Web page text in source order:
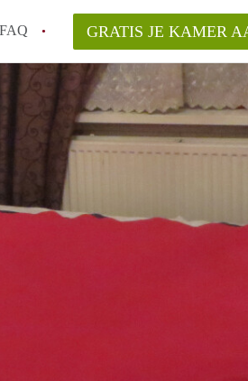
FAQ
onzelfstandige woonruimte (kamer) in
kamer in Amsterdam?
voor een kamer in Amsterdam en wat
voor de huurder?
GRATIS JE KAMER